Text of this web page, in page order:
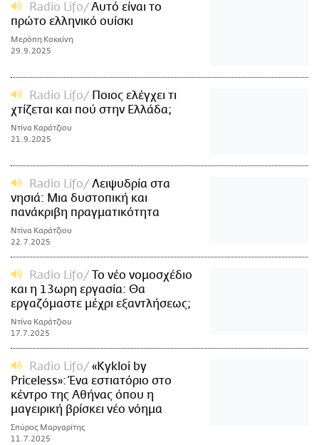
Radio Lifo
Aυτό είναι το
πρώτο ελληνικό ουίσκι
Μερόπη Κοκκίνη
29.9.2025
Radio Lifo
Ποιος ελέγχει τι
χτίζεται και πού στην Ελλάδα;
Ντίνα Καράτζιου
21.9.2025
Radio Lifo
Λειψυδρία στα
νησιά: Μια δυστοπική και
πανάκριβη πραγματικότητα
Ντίνα Καράτζιου
22.7.2025
Radio Lifo
Το νέο νομοσχέδιο
και η 13ωρη εργασία: Θα
εργαζόμαστε μέχρι εξαντλήσεως;
Ντίνα Καράτζιου
17.7.2025
Radio Lifo
«Kykloi by
Priceless»: Ένα εστιατόριο στο
κέντρο της Αθήνας όπου η
μαγειρική βρίσκει νέο νόημα
Σπύρος Μαργαρίτης
11.7.2025